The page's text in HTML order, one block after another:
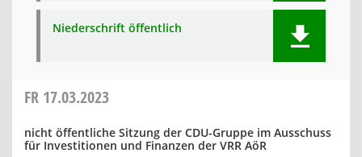
Niederschrift öffentlich
FR 17.03.2023
nicht öffentliche Sitzung der CDU-Gruppe im Ausschuss
für Investitionen und Finanzen der VRR AöR